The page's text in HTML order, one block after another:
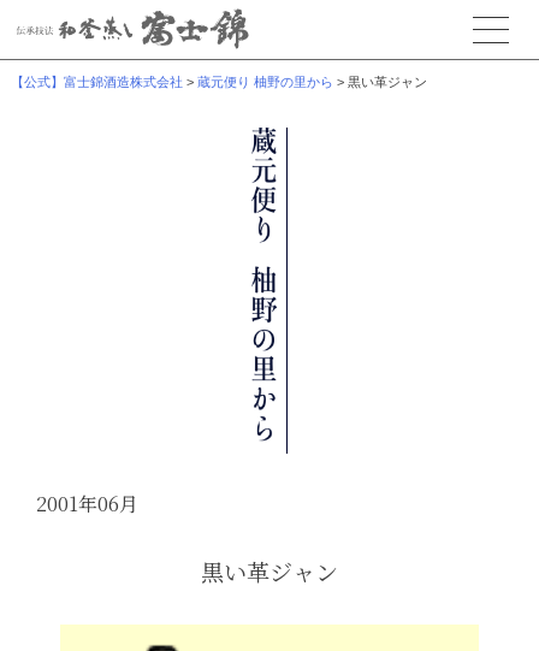
【公式】富士錦酒造株式会社 > 蔵元便り 柚野の里から > 黒い革ジャン
2001年06月
黒い革ジャン